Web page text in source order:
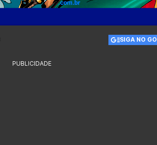
SIGA NO
PUBLICIDADE